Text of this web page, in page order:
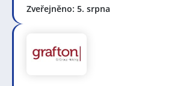
Zveřejněno: 5. srpna